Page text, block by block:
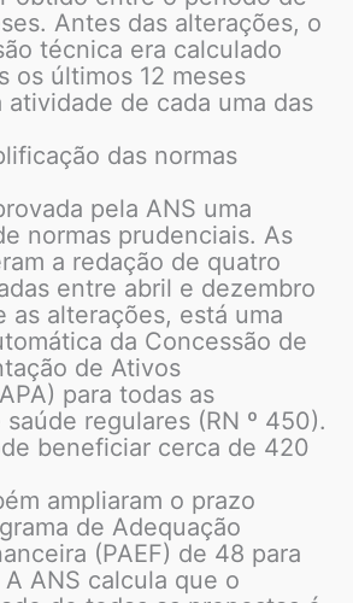
Antes das alterações, o
técnica era calculado
os últimos 12 meses
atividade de cada uma das
das normas
pela ANS uma
normas prudenciais. As
a redação de quatro
entre abril e dezembro
as alterações, está uma
da Concessão de
de Ativos
para todas as
regulares (RN º 450).
beneficiar cerca de 420
ampliaram o prazo
de Adequação
(PAEF) de 48 para
ANS calcula que o